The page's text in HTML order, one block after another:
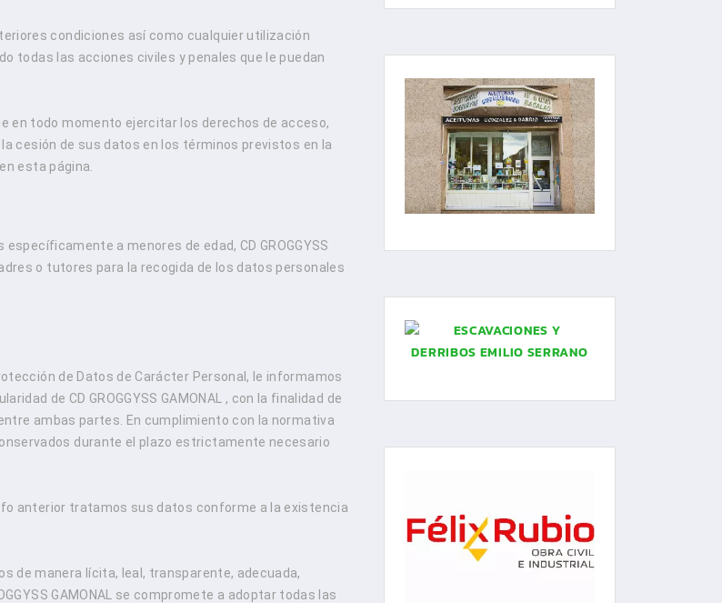
condiciones así como cualquier utilización
todas las acciones civiles y penales que le puedan
en todo momento ejercitar los derechos de acceso,
cesión de sus datos en los términos previstos en la
esta página.
a menores de edad, CD GROGGYSS
o tutores para la recogida de los datos personales
de Datos de Carácter Personal, le informamos
de CD GROGGYSS GAMONAL , con la finalidad de
ambas partes. En cumplimiento con la normativa
durante el plazo estrictamente necesario
anterior tratamos sus datos conforme a la existencia
de manera lícita, leal, transparente, adecuada,
GAMONAL se compromete a adoptar todas las